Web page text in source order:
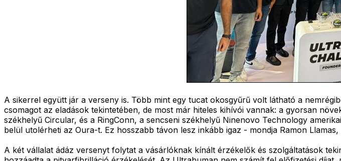
A sikerrel együtt jár a verseny is. Több mint egy tucat okosgyűrű volt látható a
csomagot az eladások tekintetében, de most már hiteles kihívói vannak: a gyorsan
székhelyű Circular, és a RingConn, a sencseni székhelyű Ninenovo Technology
belül utolérheti az Oura-t. Ez hosszabb távon lesz inkább igaz - mondja Ramon
A két vállalat ádáz versenyt folytat a vásárlóknak kínált érzékelők és szolgáltatások